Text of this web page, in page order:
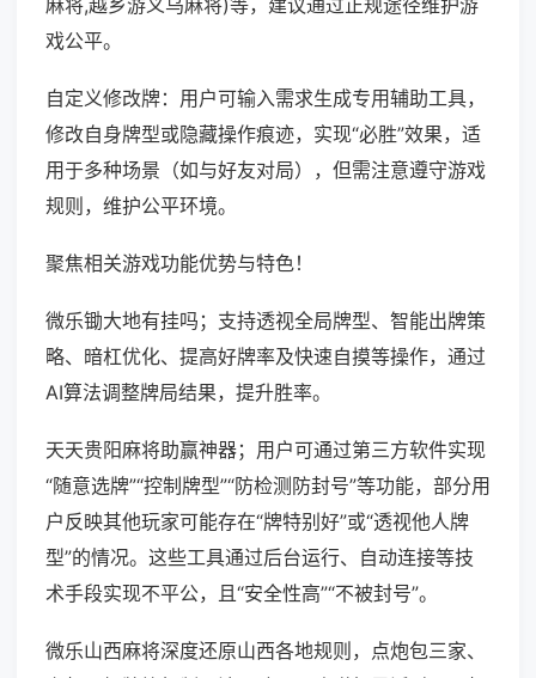
麻将,越乡游义乌麻将)等，建议通过正规途径维护游
戏公平。
自定义修改牌：用户可输入需求生成专用辅助工具，
修改自身牌型或隐藏操作痕迹，实现“必胜”效果，适
用于多种场景（如与好友对局），但需注意遵守游戏
规则，维护公平环境。
聚焦相关游戏功能优势与特色！
微乐锄大地有挂吗；支持透视全局牌型、智能出牌策
略、暗杠优化、提高好牌率及快速自摸等操作，通过
AI算法调整牌局结果，提升胜率。
天天贵阳麻将助赢神器；用户可通过第三方软件实现
“随意选牌”“控制牌型”“防检测防封号”等功能，部分用
户反映其他玩家可能存在“牌特别好”或“透视他人牌
型”的情况。这些工具通过后台运行、自动连接等技
术手段实现不平公，且“安全性高”“不被封号”。
微乐山西麻将深度还原山西各地规则，点炮包三家、